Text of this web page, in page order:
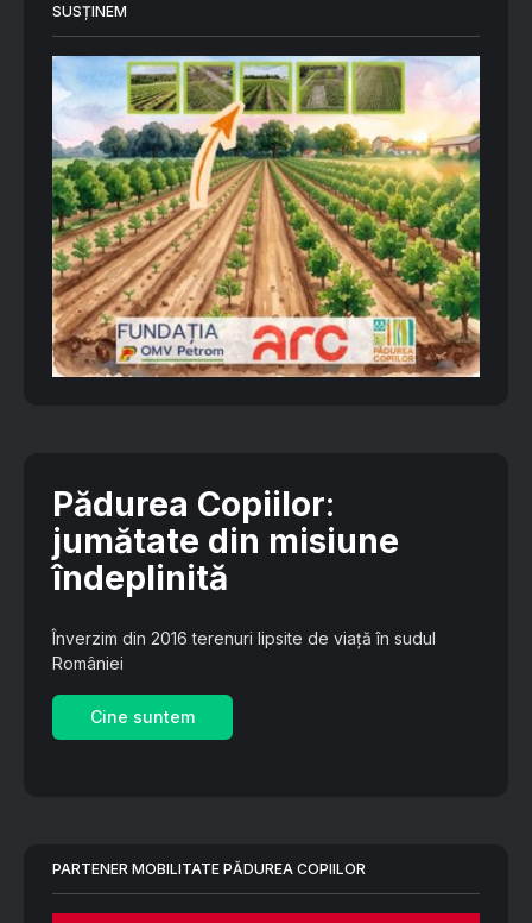
SUSȚINEM
Pădurea Copiilor:
jumătate din misiune
îndeplinită
Înverzim din 2016 terenuri lipsite de viață în sudul
României
Cine suntem
PARTENER MOBILITATE PĂDUREA COPIILOR